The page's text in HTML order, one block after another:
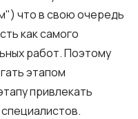
что в свою очередь
как самого
работ. Поэтому
этапом
привлекать